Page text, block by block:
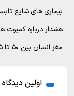
بیماری های شایع
هشدار درباره کمپوت
مغز انسان بین ۵۰ تا ۷۵ سالگی وارد مرحله…
اولین